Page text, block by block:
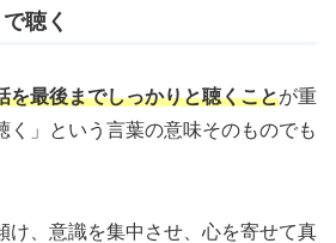
聴く
を最後までしっかりと聴くことが重
く」という言葉の意味そのものでも
け、意識を集中させ、心を寄せて真